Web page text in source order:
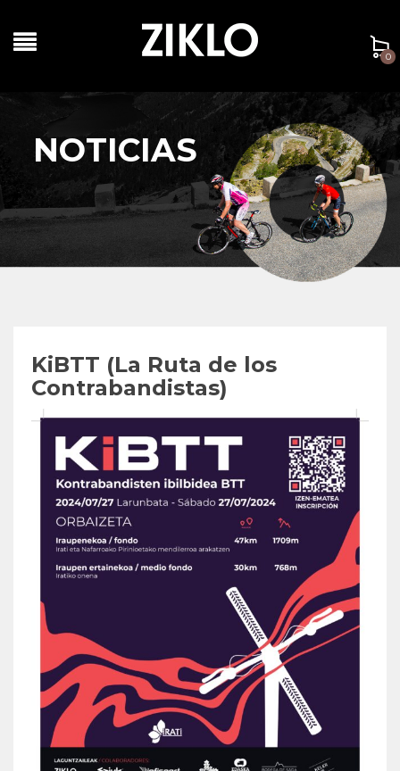
0
NOTICIAS
KiBTT (La Ruta de los
Contrabandistas)